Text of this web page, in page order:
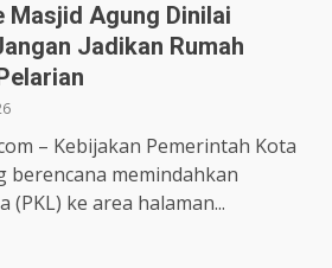
Masjid Agung Dinilai
Jadikan Rumah
– Kebijakan Pemerintah Kota
berencana memindahkan
(PKL) ke area halaman...